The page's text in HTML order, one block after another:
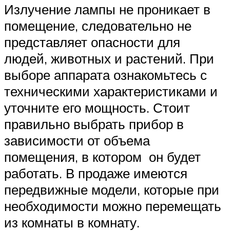
Излучение лампы не проникает в
помещение, следовательно не
представляет опасности для
людей, животных и растений. При
выборе аппарата ознакомьтесь с
техническими характеристиками и
уточните его мощность. Стоит
правильно выбрать прибор в
зависимости от объема
помещения, в котором он будет
работать. В продаже имеются
передвижные модели, которые при
необходимости можно перемещать
из комнаты в комнату.